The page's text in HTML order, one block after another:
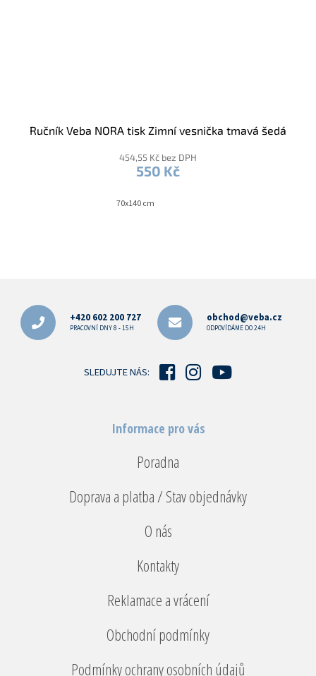
Ručník Veba NORA tisk Zimní vesnička tmavá šedá
454,55 Kč bez DPH
550 Kč
70x140 cm
+420 602 200 727
PRACOVNÍ DNY 8 - 15H
obchod@veba.cz
ODPOVÍDÁME DO 24H
SLEDUJTE NÁS:
Informace pro vás
Poradna
Doprava a platba / Stav objednávky
O nás
Kontakty
Reklamace a vrácení
Obchodní podmínky
Podmínky ochrany osobních údajů